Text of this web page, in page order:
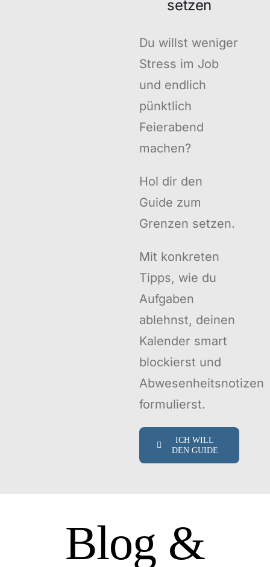
setzen
Du willst weniger
Stress im Job
und endlich
pünktlich
Feierabend
machen?
Hol dir den
Guide zum
Grenzen setzen.
Mit konkreten
Tipps, wie du
Aufgaben
ablehnst, deinen
Kalender smart
blockierst und
Abwesenheitsnotizen
formulierst.
ICH WILL
DEN GUIDE
Blog &